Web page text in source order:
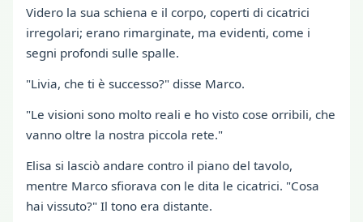
Videro la sua schiena e il corpo, coperti di cicatrici
irregolari; erano rimarginate, ma evidenti, come i
segni profondi sulle spalle.
"Livia, che ti è successo?" disse Marco.
"Le visioni sono molto reali e ho visto cose orribili, che
vanno oltre la nostra piccola rete."
Elisa si lasciò andare contro il piano del tavolo,
mentre Marco sfiorava con le dita le cicatrici. "Cosa
hai vissuto?" Il tono era distante.